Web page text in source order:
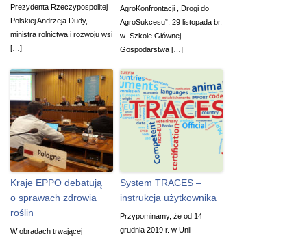
Prezydenta Rzeczypospolitej
Polskiej Andrzeja Dudy,
ministra rolnictwa i rozwoju wsi
[…]
AgroKonfrontacji ,,Drogi do
AgroSukcesu”, 29 listopada br.
w Szkole Głównej
Gospodarstwa […]
Kraje EPPO debatują
o sprawach zdrowia
roślin
W obradach trwającej
System TRACES –
instrukcja użytkownika
Przypominamy, że od 14
grudnia 2019 r. w Unii